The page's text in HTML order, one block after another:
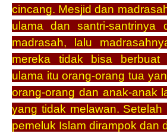
cincang. Mesjid dan
ulama dan santri-santrinya
madrasah, lalu
mereka tidak bisa berbuat
ulama itu orang-orang tua
orang-orang dan anak-anak
yang tidak melawan. Setelah
pemeluk Islam dirampok dan